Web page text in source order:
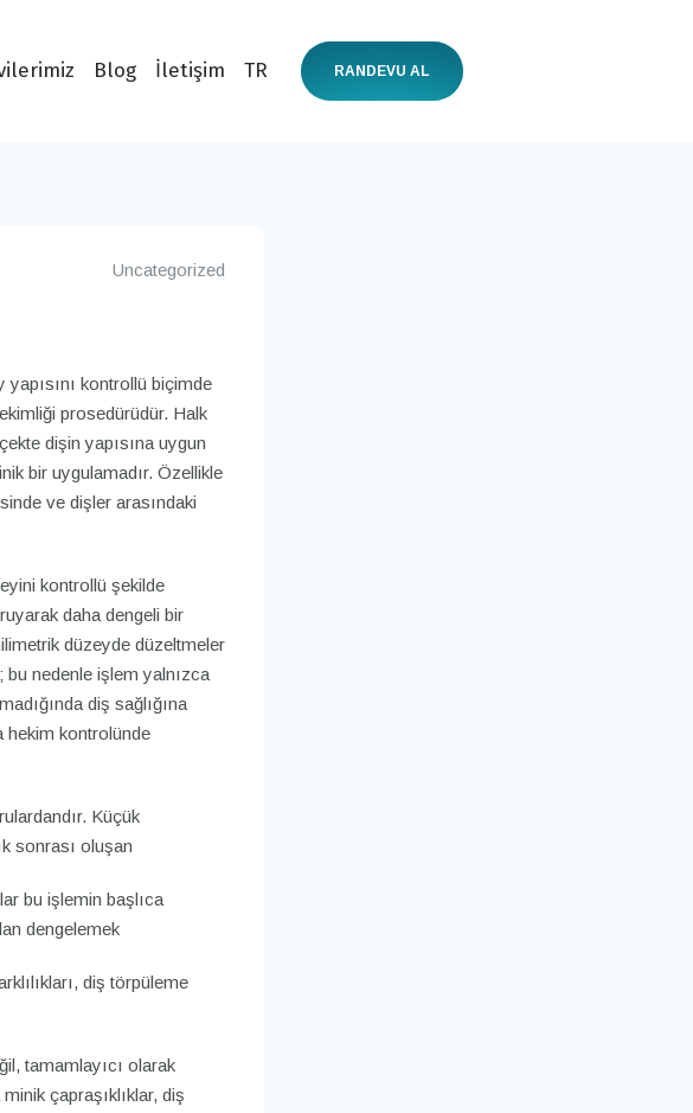
RANDEVU AL
Blog İletişim TR
Uncategorized
kontrollü biçimde
prosedürüdür. Halk
dişin yapısına uygun
bir uygulamadır. Özellikle
ve dişler arasındaki
kontrollü şekilde
daha dengeli bir
düzeyde düzeltmeler
bu nedenle işlem yalnızca
diş sağlığına
hekim kontrolünde
Küçük
sonrası oluşan
bu işlemin başlıca
dengelemek
diş törpüleme
tamamlayıcı olarak
çapraşıklıklar, diş